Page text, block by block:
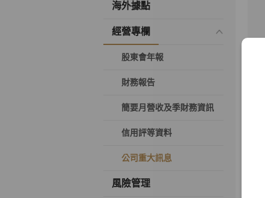
海外據點
經營專欄
股東會年報
財務報告
簡要月營收及季財務資訊
信用評等資料
公司重大訊息
風險管理